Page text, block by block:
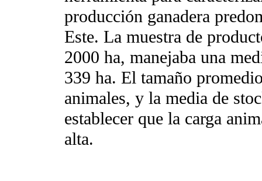
producción ganadera
Este. La muestra de
2000 ha, manejaba una
339 ha. El tamaño
animales, y la media de
establecer que la carga
alta.